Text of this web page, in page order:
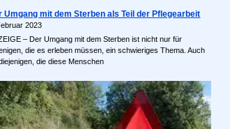
Umgang mit dem Sterben als Teil der Pflegearbeit
2023
– Der Umgang mit dem Sterben ist nicht nur für
die es erleben müssen, ein schwieriges Thema. Auch
die diese Menschen